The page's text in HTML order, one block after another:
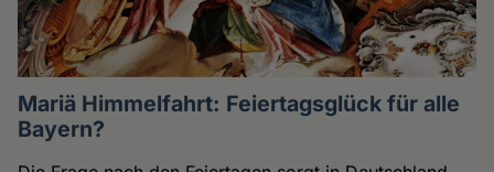
Mariä Himmelfahrt: Feiertagsglück für alle
Bayern?